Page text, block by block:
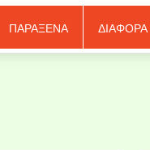
ΠΑΡΑΞΕΝΑ ΔΙΑΦΟΡΑ